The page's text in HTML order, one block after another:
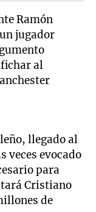
Ramón
jugador
al
llegado al
veces evocado
para
Cristiano
de